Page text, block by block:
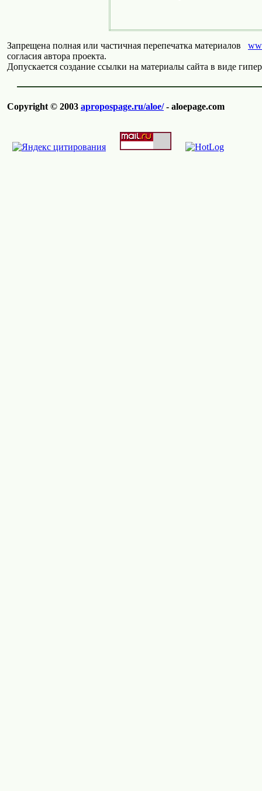
Запрещена полная или частичная перепечатка материалов
согласия автора проекта.
Допускается создание ссылки на материалы сайта в виде
Copyright © 2003 apropospage.ru/aloe/- aloepage.com